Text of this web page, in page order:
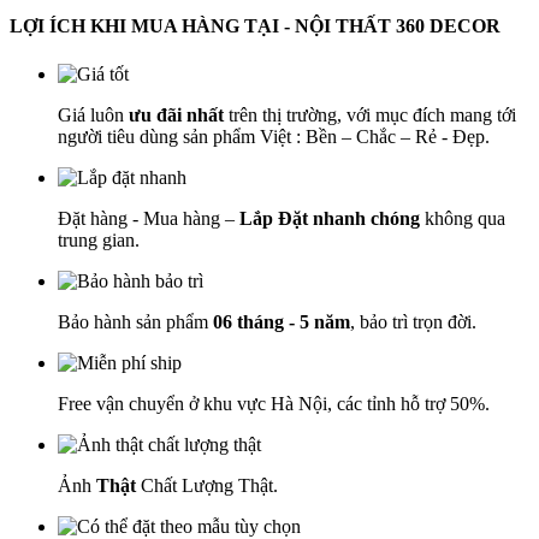
LỢI ÍCH KHI MUA HÀNG TẠI - NỘI THẤT 360 DECOR
Giá luôn ưu đãi nhất trên thị trường, với mục đích mang tới
người tiêu dùng sản phẩm Việt : Bền – Chắc – Rẻ - Đẹp.
Đặt hàng - Mua hàng – Lắp Đặt nhanh chóng không qua
trung gian.
Bảo hành sản phẩm 06 tháng - 5 năm, bảo trì trọn đời.
Free vận chuyển ở khu vực Hà Nội, các tỉnh hỗ trợ 50%.
Ảnh Thật Chất Lượng Thật.